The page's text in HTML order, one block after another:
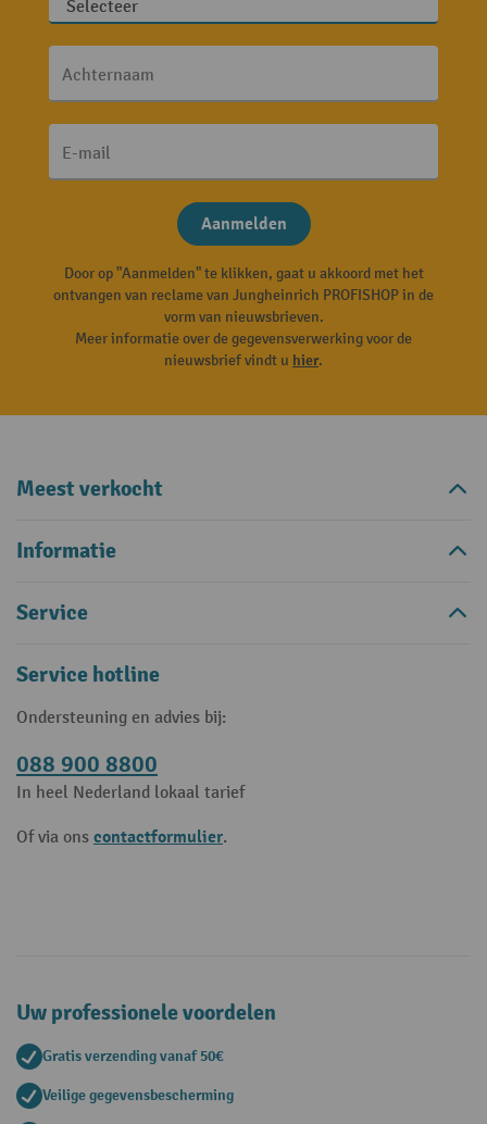
Achternaam
E-mail
Aanmelden
Door op "Aanmelden" te klikken, gaat u akkoord met het
ontvangen van reclame van Jungheinrich PROFISHOP in de
vorm van nieuwsbrieven.
Meer informatie over de gegevensverwerking voor de
nieuwsbrief vindt u hier.
Meest verkocht
Informatie
Service
Service hotline
Ondersteuning en advies bij:
088 900 8800
In heel Nederland lokaal tarief
Of via ons contactformulier.
Uw professionele voordelen
Gratis verzending vanaf 50€
Veilige gegevensbescherming